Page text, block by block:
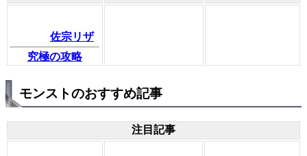
佐宗リザ
究極の攻略
モンストのおすすめ記事
注目記事